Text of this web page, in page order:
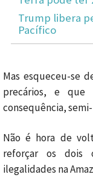
Trump libera
Pacífico
Mas esqueceu-se
precários, e que
consequência,
Não é hora de
reforçar os dois
ilegalidades na